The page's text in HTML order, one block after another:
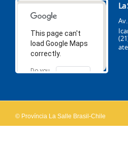
This page can't
load Google Maps
correctly.
Do you
OK
La
© Província La Salle Brasil-Chile